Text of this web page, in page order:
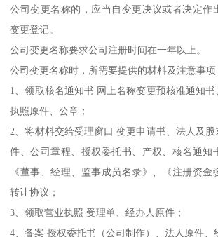
公司变更名称的，应当自变更决议或者决定作
变更登记。
公司变更名称要求公司注册时间在一年以上。
公司变更名称时，所需要提供的材料及注意事项
1、领取核名通知书 网上名称变更预核准通知
执照原件、公章；
2、将材料交给受理窗口 变更申请书、法人及
件、公司章程、授权委托书、产权、核名通知
《董事、经理、监事成员名录》、《注册资金
转让协议；
3、领取营业执照 受理单、经办人原件；
4、备案 授权委托书（公司制作）、法人原件、